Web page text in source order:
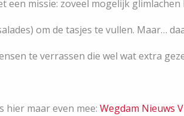
een missie: zoveel mogelijk glimlachen
om de tasjes te vullen. Maar…
te verrassen die wel wat extra
hier maar even mee: Wegdam Nieuws